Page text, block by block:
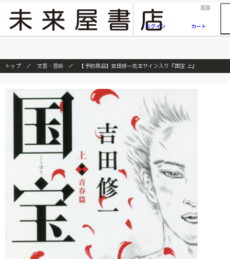
『ONE PIECE magazine 021 ONE PIECEカード付き同梱版』発売延期のご案内
ログイン
0
カート
トップ 文芸・芸術 【予約商品】吉田修一先生サイン入り『国宝 上』